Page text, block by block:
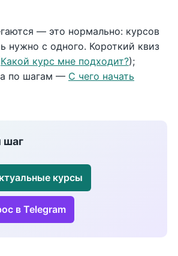
— это нормально: курсов
нужно с одного. Короткий квиз
Какой курс мне подходит?);
по шагам — С чего начать
курсы
в Telegram